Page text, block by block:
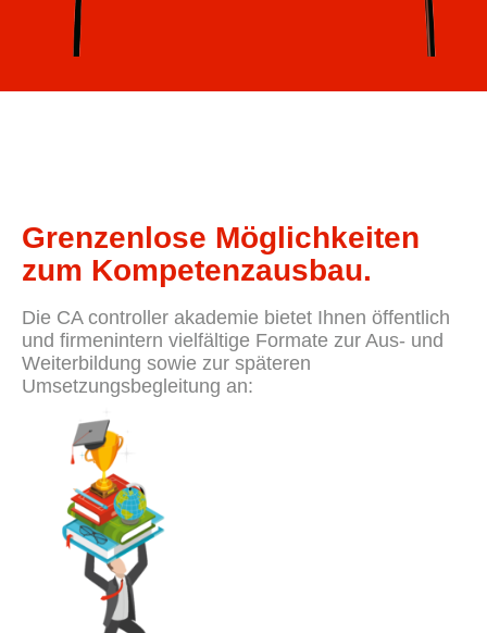
Grenzenlose Möglichkeiten
zum Kompetenzausbau.
Die CA controller akademie bietet Ihnen öffentlich
und firmenintern vielfältige Formate zur Aus- und
Weiterbildung sowie zur späteren
Umsetzungsbegleitung an: